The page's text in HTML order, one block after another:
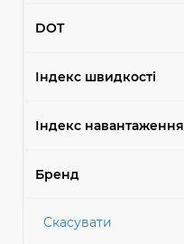
DOT
Індекс швидкості
Індекс навантаження
Бренд
Скасувати